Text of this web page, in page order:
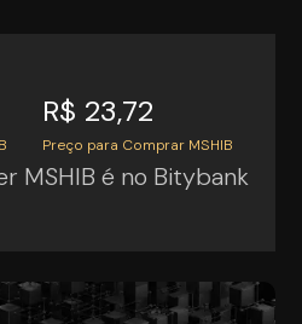
R$ 23,72
Preço para Comprar MSHIB
MSHIB é no Bitybank